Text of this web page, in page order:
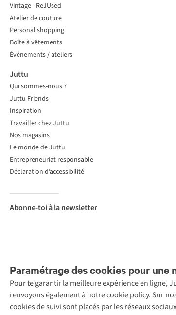
Paramétrage des cookies pour
Pour te garantir la meilleure expérience en ligne,
renvoyons également à notre cookie policy. Sur
cookies de suivi sont placés par les réseaux
Vintage - ReJUsed
Atelier de couture
Personal shopping
Boîte à vêtements
Événements / ateliers
Juttu
Qui sommes-nous ?
Juttu Friends
Inspiration
Travailler chez Juttu
Nos magasins
Le monde de Juttu
Entrepreneuriat responsable
Déclaration d’accessibilité
Abonne-toi à la newsletter
Retail Concepts